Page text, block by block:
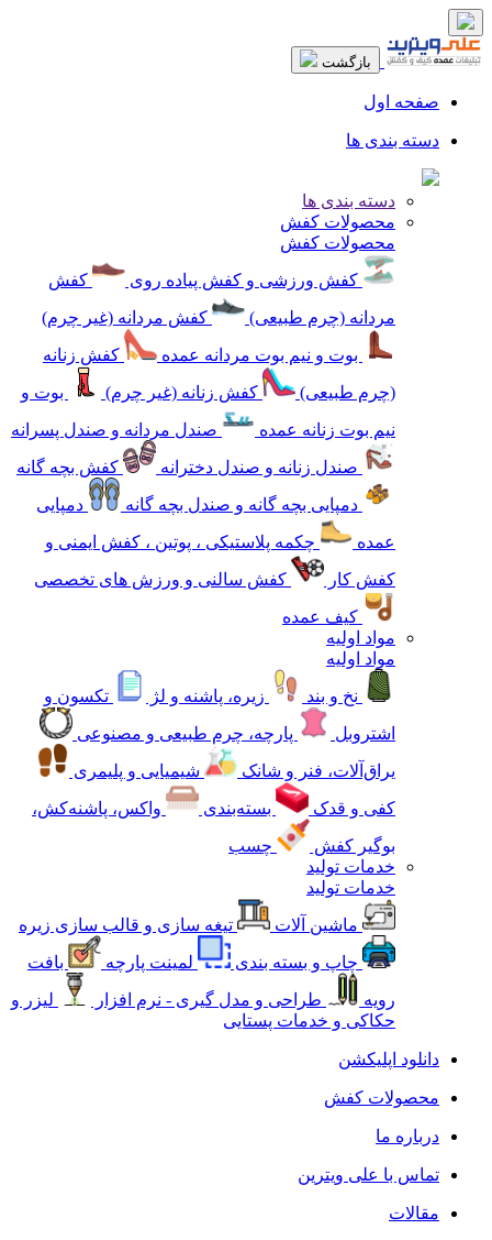
بازگشت
صفحه اول
دسته بندی ها
دسته بندی ها
محصولات کفش
محصولات کفش
کفش ورزشی و کفش پیاده روی
کفش
مردانه (چرم طبیعی)
کفش مردانه (غیر چرم)
بوت و نیم بوت مردانه عمده
کفش زنانه
(چرم طبیعی)
کفش زنانه (غیر چرم)
بوت و
نیم بوت زنانه عمده
صندل مردانه و صندل پسرانه
صندل زنانه و صندل دخترانه
کفش بچه گانه
دمپایی بچه گانه و صندل بچه گانه
دمپایی
عمده
چکمه پلاستیکی ، پوتین ، کفش ایمنی و
کفش کار
کفش سالنی و ورزش های تخصصی
کیف عمده
مواد اولیه
مواد اولیه
نخ و بند
زیره، پاشنه و لژ
تکسون و
اشتروبل
پارچه، چرم طبیعی و مصنوعی
یراق‌آلات، فنر و شانک
شیمیایی و پلیمری
کفی و قدک
بسته‌بندی
واکس، پاشنه‌کش،
بوگیر کفش
چسب
خدمات تولید
خدمات تولید
ماشین آلات
تیغه سازی و قالب سازی زیره
چاپ و بسته بندی
لمینت پارچه
بافت
رویه
طراحی و مدل گیری - نرم افزار
لیزر و
حکاکی و خدمات پستایی
دانلود اپلیکشن
محصولات کفش
درباره ما
تماس با علی ویترین
مقالات